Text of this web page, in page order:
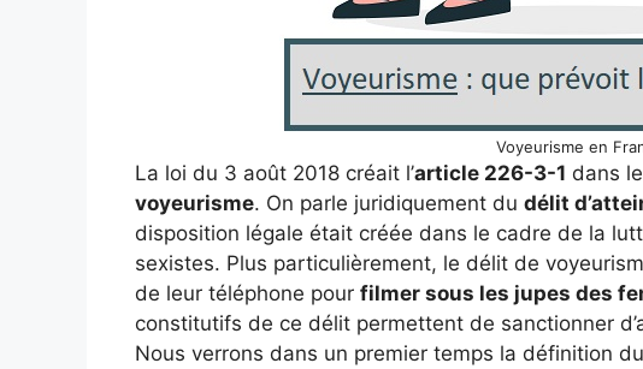
Voyeurisme en
La loi du 3 août 2018 créait l’article 226-3-1 dans
voyeurisme. On parle juridiquement du délit
disposition légale était créée dans le cadre de la
sexistes. Plus particulièrement, le délit de
de leur téléphone pour filmer sous les jupes des
constitutifs de ce délit permettent de sanctionner
Nous verrons dans un premier temps la définition